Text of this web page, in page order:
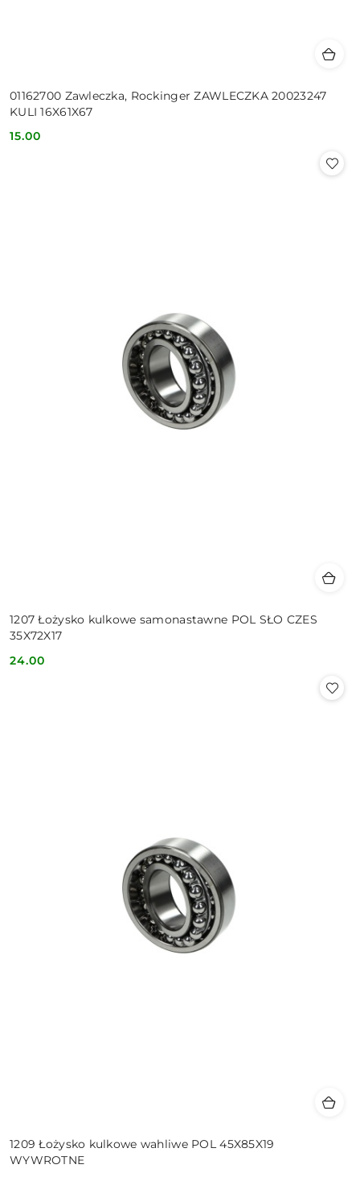
01162700 Zawleczka, Rockinger ZAWLECZKA 20023247
KULI 16X61X67
Cena:
15.00
1207 Łożysko kulkowe samonastawne POL SŁO CZES
35X72X17
Cena:
24.00
1209 Łożysko kulkowe wahliwe POL 45X85X19
WYWROTNE